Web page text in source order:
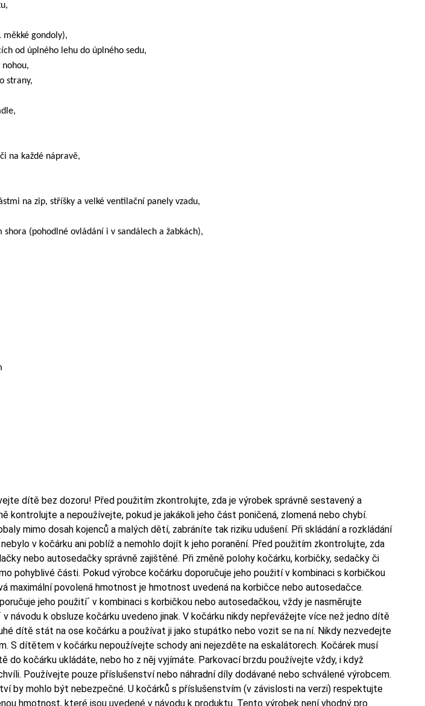
měkké gondoly),
od úplného lehu do úplného sedu,
strany,
na každé nápravě,
na zip, stříšky a velké ventilační panely vzadu,
(pohodlné ovládání i v sandálech a žabkách),
dítě bez dozoru! Před použitím zkontrolujte, zda je výrobek správně sestavený a
kontrolujte a nepoužívejte, pokud je jakákoli jeho část poničená, zlomená nebo chybí.
mimo dosah kojenců a malých dětí, zabráníte tak riziku udušení. Při skládání a rozkládání
v kočárku ani poblíž a nemohlo dojít k jeho poranění. Před použitím zkontrolujte, zda
nebo autosedačky správně zajištěné. Při změně polohy kočárku, korbičky, sedačky či
pohyblivé části. Pokud výrobce kočárku doporučuje jeho použití v kombinaci s korbičkou
maximální povolená hmotnost je hmotnost uvedená na korbičce nebo autosedačce.
jeho použití´ v kombinaci s korbičkou nebo autosedačkou, vždy je nasměrujte
v návodu k obsluze kočárku uvedeno jinak. V kočárku nikdy nepřevážejte více než jedno dítě
dítě stát na ose kočárku a používat ji jako stupátko nebo vozit se na ní. Nikdy nezvedejte
S dítětem v kočárku nepoužívejte schody ani nejezděte na eskalátorech. Kočárek musí
do kočárku ukládáte, nebo ho z něj vyjímáte. Parkovací brzdu používejte vždy, i když
Používejte pouze příslušenství nebo náhradní díly dodávané nebo schválené výrobcem.
by mohlo být nebezpečné. U kočárků s příslušenstvím (v závislosti na verzi) respektujte
hmotnost, které jsou uvedené v návodu k produktu. Tento výrobek není vhodný pro